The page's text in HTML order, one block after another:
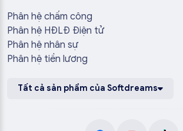
Phân hệ chấm công
Phân hệ HĐLĐ Điện tử
Phân hệ nhân sự
Phân hệ tiền lương
Tất cả sản phẩm của Softdreams